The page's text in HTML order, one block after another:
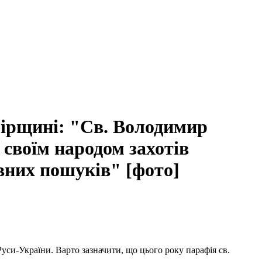
"Св. Володимир
народом захотів
пошуків" [фото]
України. Варто зазначити, що цього року парафія св.